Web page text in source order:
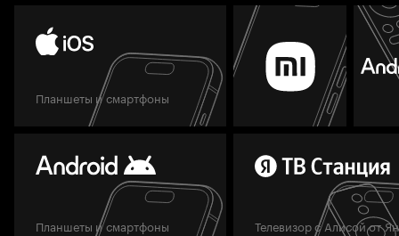
Планшеты и смартфоны
Планшеты и смартфоны Телевизор с Алисой от